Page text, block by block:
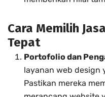
Cara Memilih
Tepat
Portofolio dan
layanan web design
Pastikan mereka